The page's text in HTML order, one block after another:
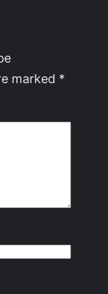
marked *